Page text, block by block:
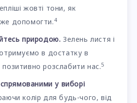
жовті тони, як
допомогти.4
природою. Зелень листя і
в достатку в
розслабити нас.5
у виборі
колір для будь-чого, від